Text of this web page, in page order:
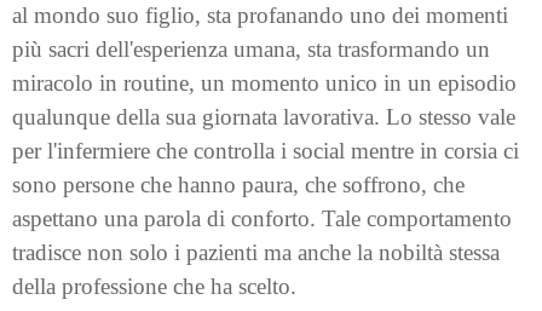
al mondo suo figlio, sta profanando uno dei momenti
più sacri dell'esperienza umana, sta trasformando un
miracolo in routine, un momento unico in un episodio
qualunque della sua giornata lavorativa. Lo stesso vale
per l'infermiere che controlla i social mentre in corsia ci
sono persone che hanno paura, che soffrono, che
aspettano una parola di conforto. Tale comportamento
tradisce non solo i pazienti ma anche la nobiltà stessa
della professione che ha scelto.